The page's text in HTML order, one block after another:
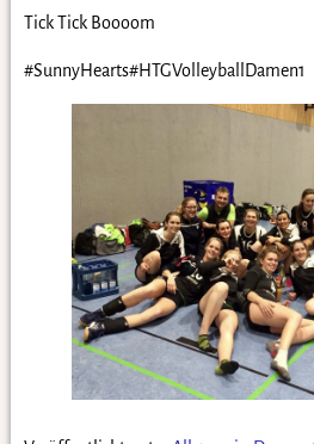
Tick Tick Boooom
#SunnyHearts#HTGVolleyballDamen1